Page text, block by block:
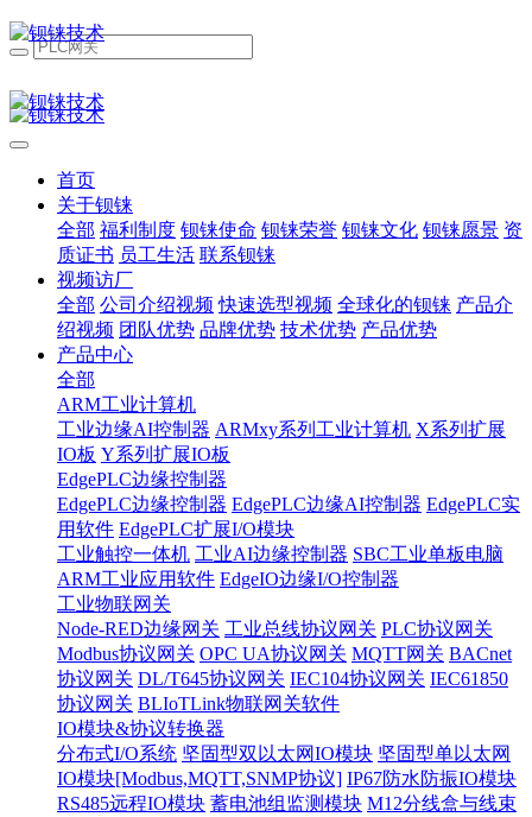
首页
关于钡铼
全部 福利制度 钡铼使命 钡铼荣誉 钡铼文化 钡铼愿景 资
质证书 员工生活 联系钡铼
视频访厂
全部 公司介绍视频 快速选型视频 全球化的钡铼 产品介
绍视频 团队优势 品牌优势 技术优势 产品优势
产品中心
全部
ARM工业计算机
工业边缘AI控制器 ARMxy系列工业计算机 X系列扩展
IO板 Y系列扩展IO板
EdgePLC边缘控制器
EdgePLC边缘控制器 EdgePLC边缘AI控制器 EdgePLC实
用软件 EdgePLC扩展I/O模块
工业触控一体机 工业AI边缘控制器 SBC工业单板电脑
ARM工业应用软件 EdgeIO边缘I/O控制器
工业物联网关
Node-RED边缘网关 工业总线协议网关 PLC协议网关
Modbus协议网关 OPC UA协议网关 MQTT网关 BACnet
协议网关 DL/T645协议网关 IEC104协议网关 IEC61850
协议网关 BLIoTLink物联网关软件
IO模块&协议转换器
分布式I/O系统 坚固型双以太网IO模块 坚固型单以太网
IO模块[Modbus,MQTT,SNMP协议] IP67防水防振IO模块
RS485远程IO模块 蓄电池组监测模块 M12分线盒与线束